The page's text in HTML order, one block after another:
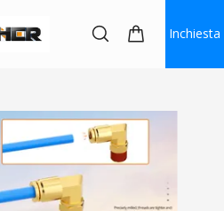
Inchiesta